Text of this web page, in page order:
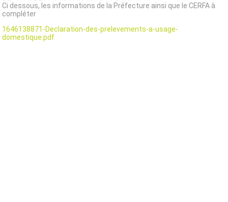
Ci dessous, les informations de la Préfecture ainsi que le CERFA à
compléter
1646138871-Declaration-des-prelevements-a-usage-
domestique.pdf